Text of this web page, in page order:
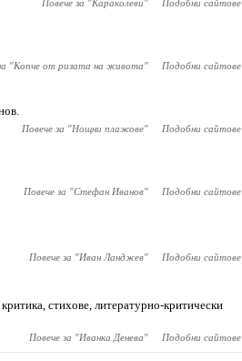
Повече за "Караколеви" Подобни сайтове
"Копче от ризата на живота" Подобни сайтове
Повече за "Нощни плажове" Подобни сайтове
Повече за "Стефан Иванов" Подобни сайтове
Повече за "Иван Ланджев" Подобни сайтове
стихове, литературно-критически
Повече за "Иванка Денева" Подобни сайтове